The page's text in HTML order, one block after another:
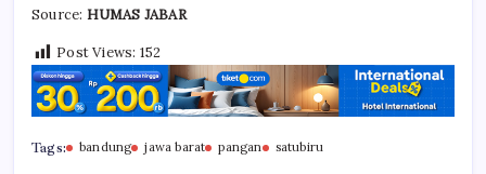
Source: HUMAS JABAR
Post Views: 152
Tags: bandung jawa barat pangan satubiru